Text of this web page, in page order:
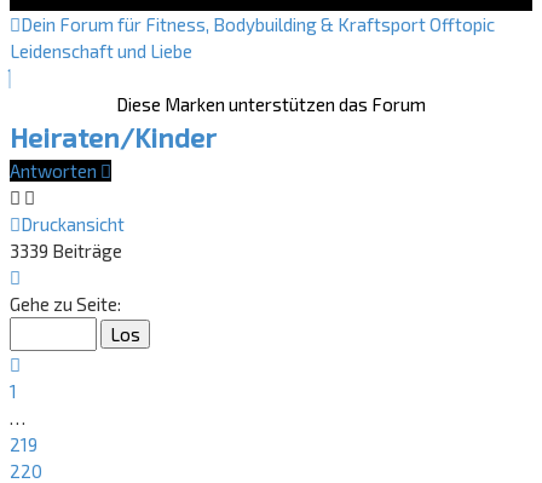
Dein Forum für Fitness, Bodybuilding & KraftsportOfftopic
Leidenschaft und Liebe
Diese Marken unterstützen das Forum
Heiraten/Kinder
Antworten
Druckansicht
3339 Beiträge
221
223
Gehe zu Seite:
1
…
219
220